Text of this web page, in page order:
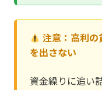
注意：高利
を出さない
資金繰りに追い